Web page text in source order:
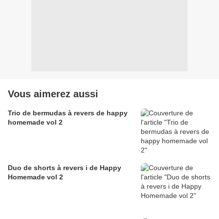
Vous aimerez aussi
Trio de bermudas à revers de happy
homemade vol 2
Duo de shorts à revers i de Happy
Homemade vol 2